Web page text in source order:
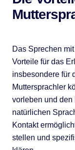
Das Sprechen
Vorteile für das
insbesondere für
Muttersprachler
vorleben und den
natürlichen
Kontakt
stellen und